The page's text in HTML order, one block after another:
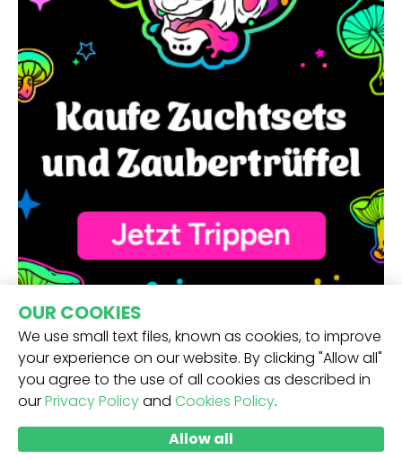
ERHALTE UNSEREN NEWSLETTER -
OUR COOKIES
We use small text files, known as cookies, to improve
your experience on our website. By clicking "Allow all"
you agree to the use of all cookies as described in
ourPrivacy Policyand Cookies Policy.
Allow all